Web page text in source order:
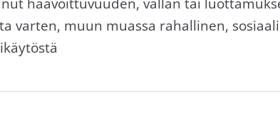
varten, muun muassa rahallinen,